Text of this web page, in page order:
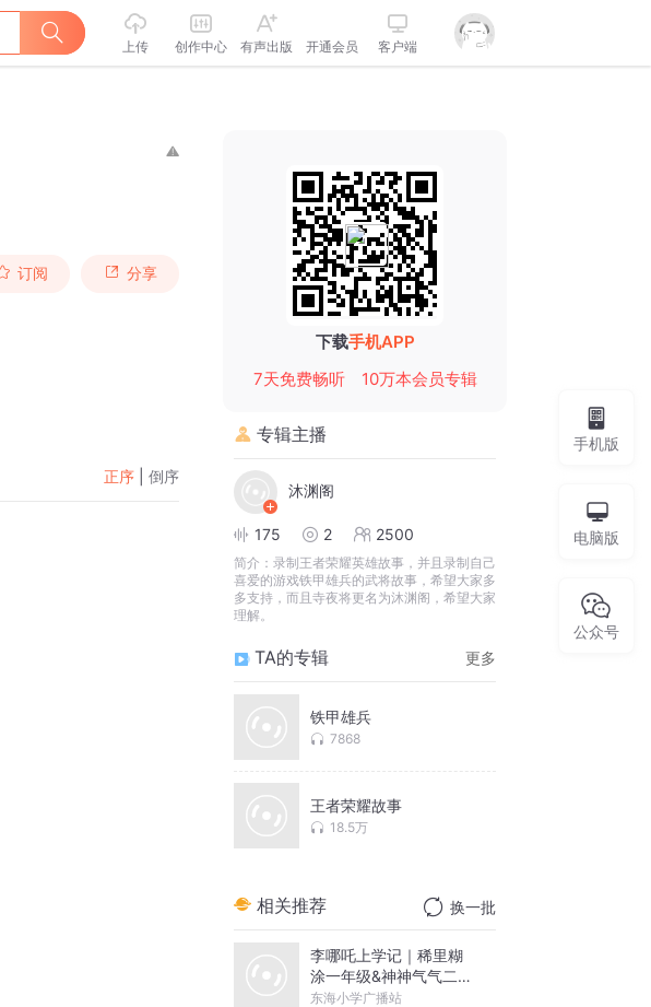
上传 创作中心 有声出版 开通会员 客户端
订阅 分享
正序 倒序
下载手机APP
7天免费畅听
10万本会员专辑
专辑主播
沐渊阁
175 2 2500
简介： 录制王者荣耀英雄故事，并且录制自己
喜爱的游戏铁甲雄兵的武将故事，希望大家多
多支持，而且寺夜将更名为沐渊阁，希望大家
理解。
TA的专辑 更多
铁甲雄兵
7868
王者荣耀故事
18.5万
相关推荐 换一批
李哪吒上学记｜稀里糊
涂一年级&神神气气二年
级
东海小学广播站
手机版
电脑版
公众号